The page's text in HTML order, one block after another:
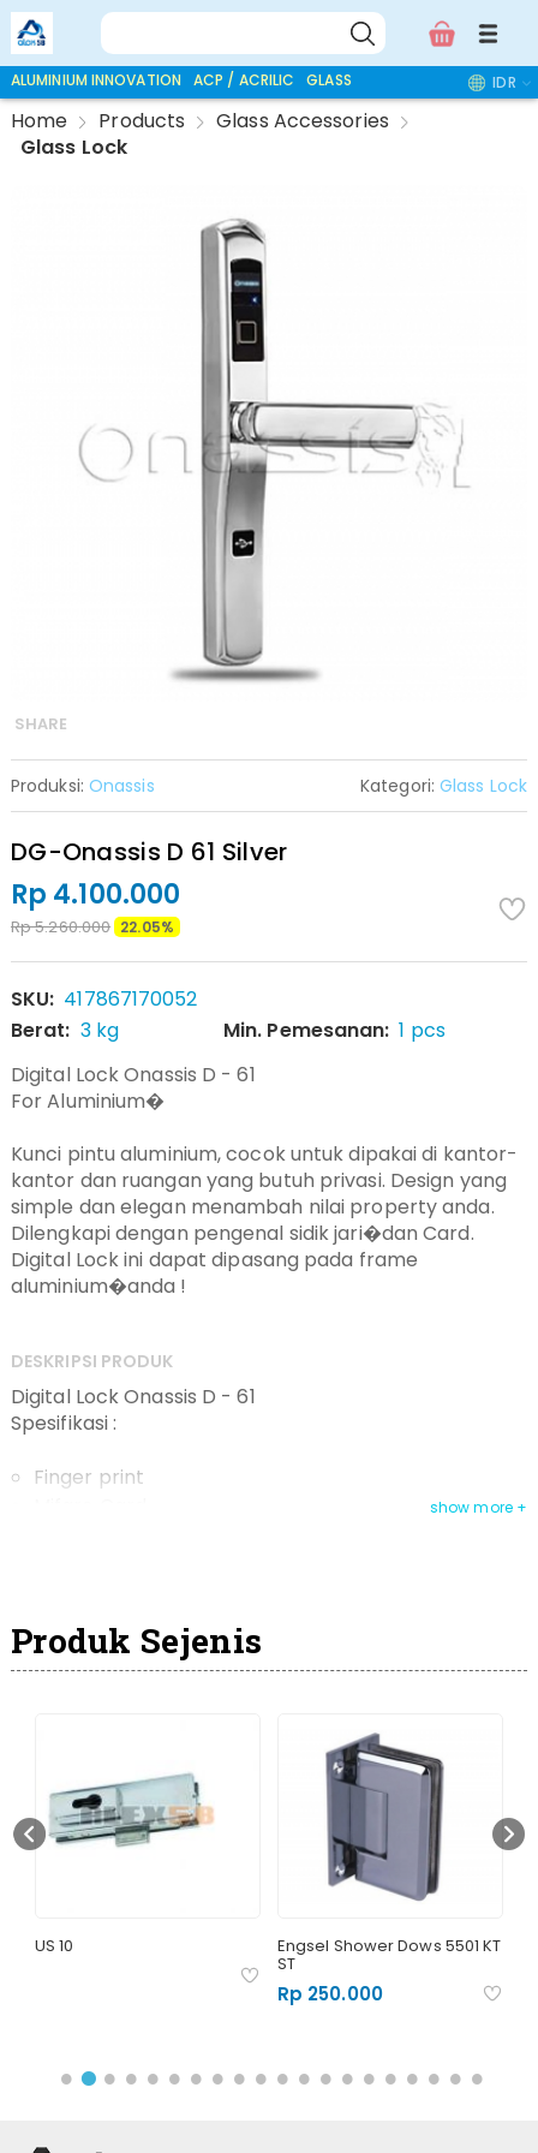
ALUMINIUM INNOVATION ACP / ACRILIC GLASS ACCESSORIES IDR
Home Products
Glass Accessories
Glass Lock
SHARE
Produksi: Onassis Kategori:Glass Lock
DG-Onassis D 61 Silver
Rp 4.100.000
Rp 5.260.000 22.05%
SKU: 417867170052
Berat: 3 kg Min. Pemesanan: 1 pcs
Digital Lock Onassis D - 61
For Aluminium�
Kunci pintu aluminium, cocok untuk dipakai di kantor-
kantor dan ruangan yang butuh privasi. Design yang
simple dan elegan menambah nilai property anda.
Dilengkapi dengan pengenal sidik jari�dan Card.
Digital Lock ini dapat dipasang pada frame
aluminium�anda !
DESKRIPSI PRODUK
Digital Lock Onassis D - 61
Spesifikasi :
Finger print
Produk Sejenis
US 10 Engsel Shower Dows 5501 KT
ST
Rp 250.000